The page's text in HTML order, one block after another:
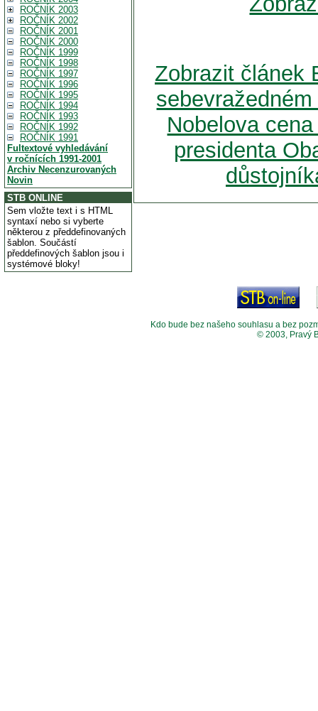
ROČNÍK 2003
ROČNÍK 2002
ROČNÍK 2001
ROČNÍK 2000
ROČNÍK 1999
ROČNÍK 1998
ROČNÍK 1997
ROČNÍK 1996
ROČNÍK 1995
ROČNÍK 1994
ROČNÍK 1993
ROČNÍK 1992
ROČNÍK 1991
Fultextové vyhledávání
v ročnících 1991-2001
Archiv Necenzurovaných
Novin
STB ONLINE
Sem vložte text i s HTML
syntaxí nebo si vyberte
některou z předdefinovaných
šablon. Součástí
předdefinových šablon jsou i
systémové bloky!
Zobrazit článek
Nobelova
presidenta
Kdo bude bez našeho souhlasu a bez
© 2003, Pravý